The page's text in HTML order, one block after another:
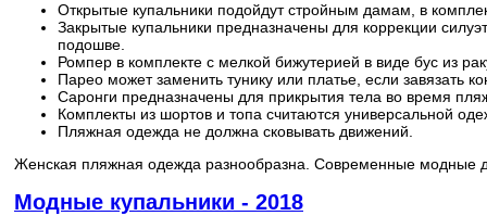
Открытые купальники подойдут стройным дамам, в
Закрытые купальники предназначены для коррекции
подошве.
Ромпер в комплекте с мелкой бижутерией в виде бус из
Парео может заменить тунику или платье, если завязать
Саронги предназначены для прикрытия тела во время
Комплекты из шортов и топа считаются универсальной
Пляжная одежда не должна сковывать движений.
Женская пляжная одежда разнообразна. Современные модные
Модные купальники - 2018